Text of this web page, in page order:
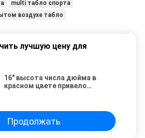
multi табло спорта
воздухе табло
лучшую цену для
16" высота числа дюйма в
красном цвете привело
Продолжать